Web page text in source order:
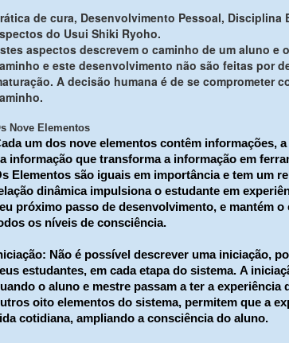
de cura, Desenvolvimento Pessoal,
do Usui Shiki Ryoho.
aspectos descrevem o caminho de um aluno
e este desenvolvimento não são feitas por
A decisão humana é de se comprometer
Nove Elementos
um dos nove elementos contêm informações,
informação que transforma a informação em
Elementos são iguais em importância e tem um
dinâmica impulsiona o estudante em
próximo passo de desenvolvimento, e mantém
os níveis de consciência.
Não é possível descrever uma iniciação,
estudantes, em cada etapa do sistema. A
o aluno e mestre passam a ter a experiência
oito elementos do sistema, permitem que a
cotidiana, ampliando a consciência do aluno.